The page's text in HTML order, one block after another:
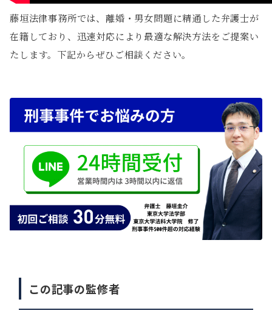
藤垣法律事務所では、離婚・男女問題に精通した弁護士が
在籍しており、迅速対応により最適な解決方法をご提案い
たします。下記からぜひご相談ください。
この記事の監修者